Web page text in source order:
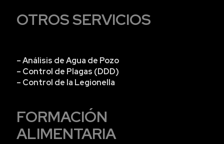
OTROS SERVICIOS
– Análisis de Agua de Pozo
– Control de Plagas (DDD)
– Control de la Legionella
FORMACIÓN
ALIMENTARIA